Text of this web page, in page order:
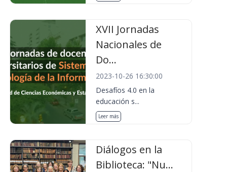
XVII Jornadas
Nacionales de
Do...
2023-10-26 16:30:00
Desafíos 4.0 en la
educación s...
Leer más
Diálogos en la
Biblioteca: "Nu...